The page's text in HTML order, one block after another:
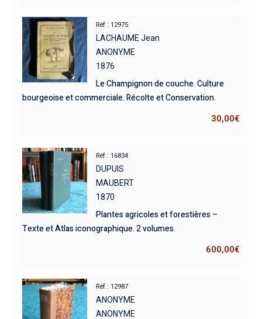
Réf : 12975
LACHAUME Jean
ANONYME
1876
Le Champignon de couche. Culture
bourgeoise et commerciale. Récolte et Conservation.
30,00€
Réf : 16834
DUPUIS
MAUBERT
1870
Plantes agricoles et forestières –
Texte et Atlas iconographique. 2 volumes.
600,00€
Réf : 12987
ANONYME
ANONYME